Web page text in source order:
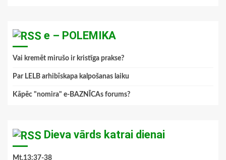
e – POLEMIKA
Vai kremēt mirušo ir kristīga prakse?
Par LELB arhibīskapa kalpošanas laiku
Kāpēc "nomira" e-BAZNĪCAs forums?
Dieva vārds katrai dienai
Mt.13:37-38